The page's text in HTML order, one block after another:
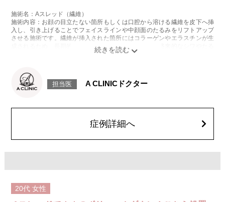
施術名：Aスレッド（繊維）
施術内容：お顔の目立たない箇所もしくは口腔から溶ける繊維を皮下へ挿
入し、引き上げることでフェイスラインや中顔面のたるみをリフトアップ
させる施術です。繊維が挿入された箇所にはコラーゲンやエラスチンが生
成されるため、長期的な美肌効果、肌質の改善効果、将来的なシワやたる
みの予防効果が期待できます。
とがございます。また、稀ではありますが、施術部位の細菌感染症、皮膚
のよれ、繊維の突出などが生じることがございます。化膿止め・痛み止め
費用：1部位 184,800円(税込)
オプション：笑気麻酔 3,300円(税込)
担当医 A CLINICドクター
症例詳細へ
20代 女性